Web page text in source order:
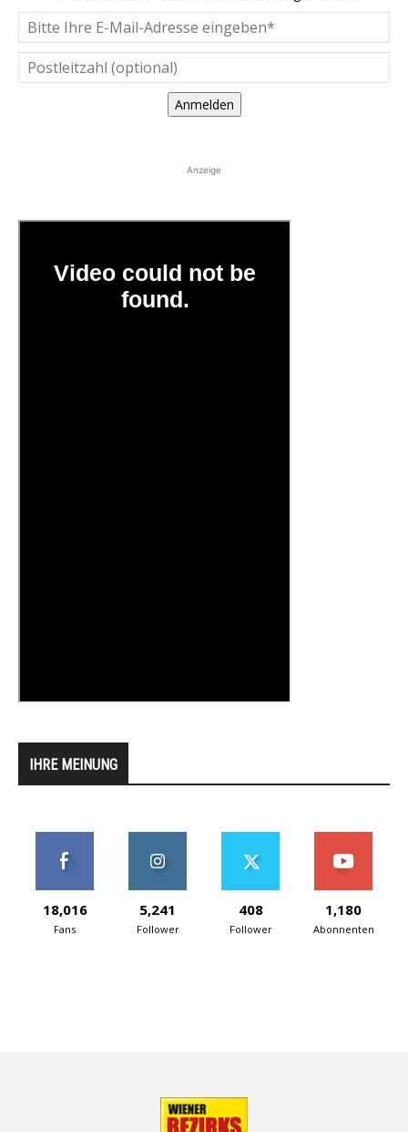
Anmelden
Anzeige
IHRE MEINUNG
18,016
Fans
5,241
Follower
408
Follower
1,180
Abonnenten